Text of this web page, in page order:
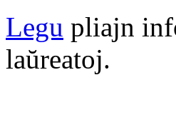
Legu pliajn
laŭreatoj.